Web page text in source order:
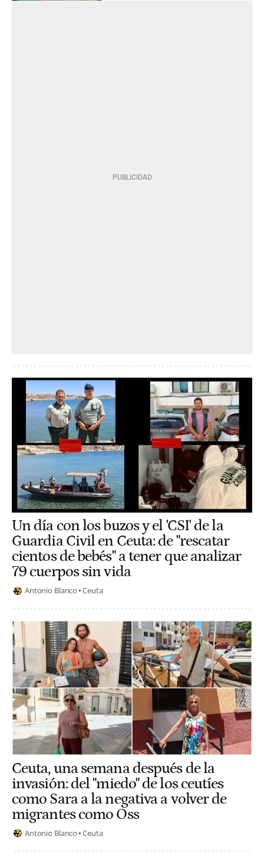
Un día con los buzos y el 'CSI' de la
Guardia Civil en Ceuta: de "rescatar
cientos de bebés" a tener que analizar
79 cuerpos sin vida
Antonio Blanco Ceuta
Ceuta, una semana después de la
invasión: del "miedo" de los ceutíes
como Sara a la negativa a volver de
migrantes como Oss
Antonio Blanco Ceuta